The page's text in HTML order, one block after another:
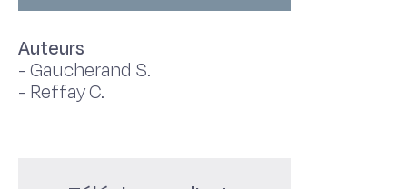
Auteurs
-Gaucherand S.
- Reffay C.